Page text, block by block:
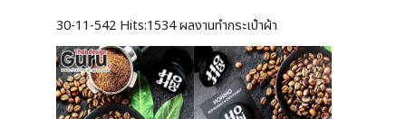
30-11-542 Hits:1534 ผลงานทำกระเป๋าผ้า